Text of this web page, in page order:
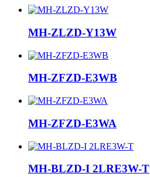
MH-ZLZD-Y13W
MH-ZFZD-E3WB
MH-ZFZD-E3WA
MH-BLZD-I 2LRE3W-T